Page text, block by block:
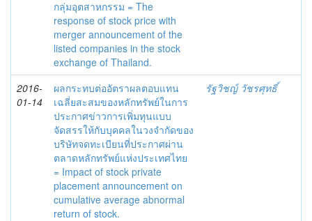
กลุ่มอุตสาหกรรม = The
response of stock price with
merger announcement of the
listed companies in the stock
exchange of Thailand.
2016-
01-14
ผลกระทบต่ออัตราผลตอบแทน
เฉลี่ยสะสมของหลักทรัพย์ในการ
ประกาศข่าวการเพิ่มทุนแบบ
จัดสรรให้กับบุคคลในวงจำกัดของ
บริษัทจดทะเบียนที่ประกาศผ่าน
ตลาดหลักทรัพย์แห่งประเทศไทย
= Impact of stock private
placement announcement on
cumulative average abnormal
return of stock.
รัฐวิชญ์ วัชรศุทธิ์